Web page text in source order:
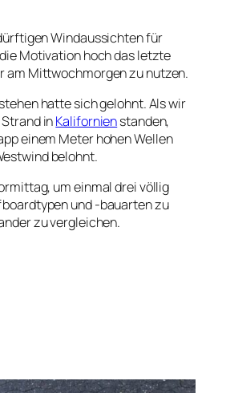
Windaussichten für
Motivation hoch das letzte
am Mittwochmorgen zu nutzen.
hatte sich gelohnt. Als wir
inKalifornienstanden,
einem Meter hohen Wellen
belohnt.
um einmal drei völlig
und -bauarten zu
zu vergleichen.